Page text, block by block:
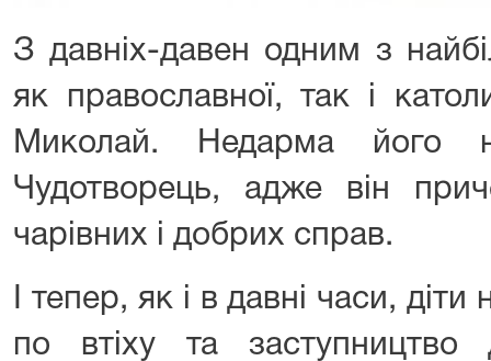
З давніх-давен одним з
як православної, так і
Миколай. Недарма його
Чудотворець, адже він
чарівних і добрих справ.
І тепер, як і в давні часи,
по втіху та